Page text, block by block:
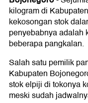
kilogram di
kekosongan stok
penyebabnya adalah
beberapa pangkalan.
Salah satu pemilik
Kabupaten
stok elpiji di tokonya
meski sudah